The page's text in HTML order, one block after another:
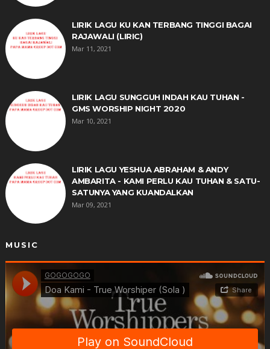
LIRIK LAGU KU KAN TERBANG TINGGI BAGAI
RAJAWALI (LIRIC)
Mar 11, 2021
LIRIK LAGU SUNGGUH INDAH KAU TUHAN -
GMS WORSHIP NIGHT 2020
Mar 10, 2021
LIRIK LAGU YESHUA ABRAHAM & ANDY
AMBARITA - KAMI PERLU KAU TUHAN & SATU-
SATUNYA YANG KUANDALKAN
Mar 09, 2021
MUSIC